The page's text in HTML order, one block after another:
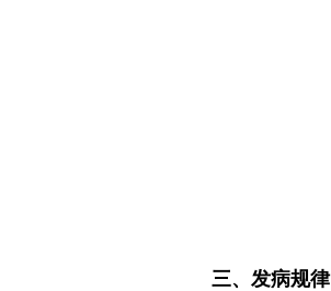
三、发病规律